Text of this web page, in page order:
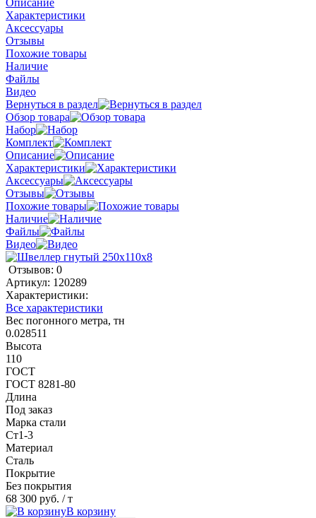
Характеристики
Аксессуары
Отзывы
Похожие товары
Наличие
Файлы
Видео
Вернуться в раздел
Обзор товара
Набор
Комплект
Описание
Характеристики
Аксессуары
Отзывы
Похожие товары
Наличие
Файлы
Видео
Отзывов: 0
Артикул: 120289
Характеристики:
Все характеристики
Вес погонного метра, тн
0.028511
Высота
110
ГОСТ
ГОСТ 8281-80
Длина
Под заказ
Марка стали
Ст1-3
Материал
Сталь
Покрытие
Без покрытия
68 300 руб. / т
В корзину